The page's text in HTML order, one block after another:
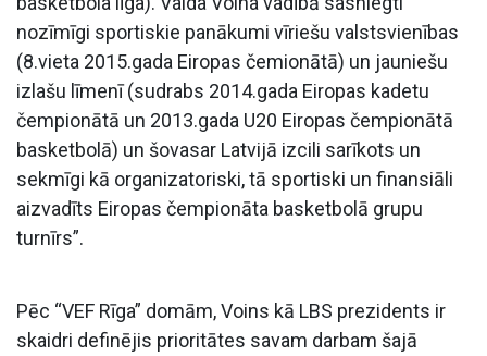
nozīmīgi sportiskie panākumi vīriešu valstsvienības
(8.vieta 2015.gada Eiropas čemionātā) un jauniešu
izlašu līmenī (sudrabs 2014.gada Eiropas kadetu
čempionātā un 2013.gada U20 Eiropas čempionātā
basketbolā) un šovasar Latvijā izcili sarīkots un
sekmīgi kā organizatoriski, tā sportiski un finansiāli
aizvadīts Eiropas čempionāta basketbolā grupu
turnīrs”.
Pēc “VEF Rīga” domām, Voins kā LBS prezidents ir
skaidri definējis prioritātes savam darbam šajā